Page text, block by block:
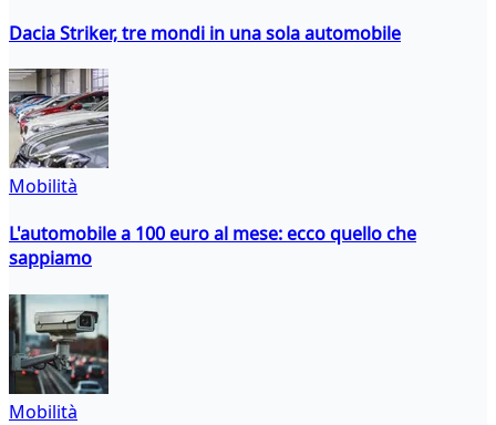
Dacia Striker, tre mondi in una sola automobile
Mobilità
L'automobile a 100 euro al mese: ecco quello che
sappiamo
Mobilità